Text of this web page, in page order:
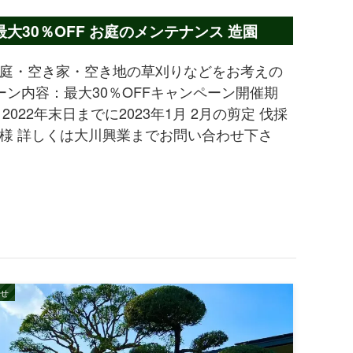
30％OFF お庭のメンテナンス 造園
・空き家・空き地の草刈りなどをお考えの
内容：最大30％OFFキャンペーン開催期
年末日までに2023年1月 2月の剪定 伐採
詳しくは大川興業までお問い合わせ下さ